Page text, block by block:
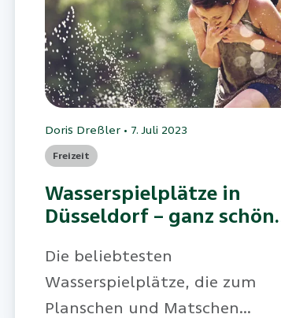
Doris Dreßler • 7. Juli 2023
Freizeit
Wasserspielplätze in
Düsseldorf – ganz schön
Die beliebtesten
Wasserspielplätze, die zum
Planschen und Matschen